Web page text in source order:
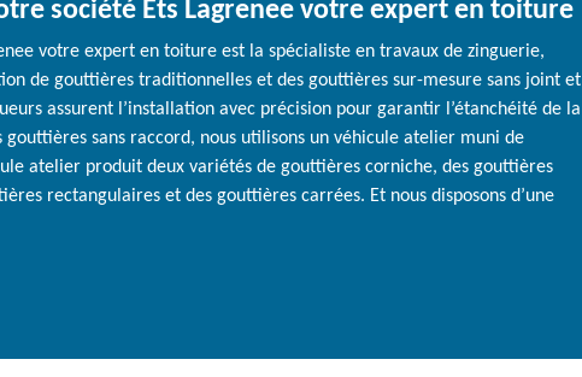
société Ets Lagrenee votre expert en toiture
votre expert en toiture est la spécialiste en travaux de zinguerie,
de gouttières traditionnelles et des gouttières sur-mesure sans joint et
assurent l’installation avec précision pour garantir l’étanchéité de la
sans raccord, nous utilisons un véhicule atelier muni de
atelier produit deux variétés de gouttières corniche, des gouttières
rectangulaires et des gouttières carrées. Et nous disposons d’une